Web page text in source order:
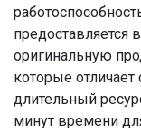
предоставляется
оригинальную
которые
длительный
минут времени